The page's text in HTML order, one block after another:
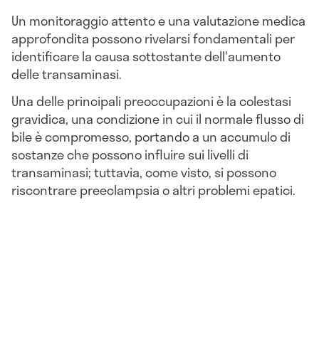
Un monitoraggio attento e una valutazione medica
approfondita possono rivelarsi fondamentali per
identificare la causa sottostante dell'aumento
delle transaminasi.
Una delle principali preoccupazioni è la colestasi
gravidica, una condizione in cui il normale flusso di
bile è compromesso, portando a un accumulo di
sostanze che possono influire sui livelli di
transaminasi; tuttavia, come visto, si possono
riscontrare preeclampsia o altri problemi epatici.